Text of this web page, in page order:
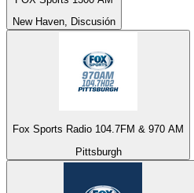
New Haven, Discusión
Fox Sports Radio 104.7FM & 970 AM
Pittsburgh